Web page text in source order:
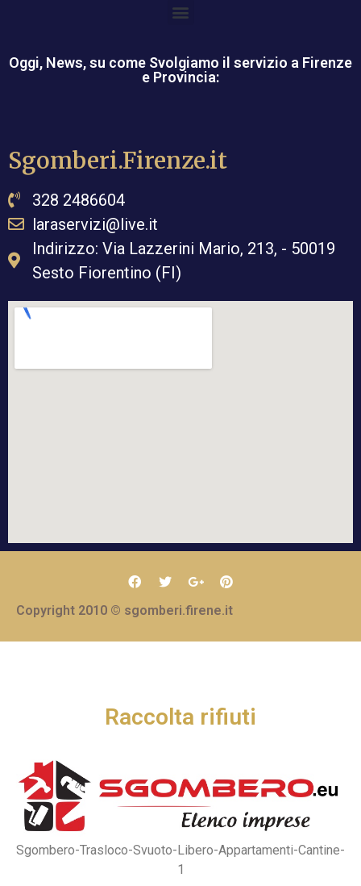
Oggi, News, su come Svolgiamo il servizio a Firenze
e Provincia:
Sgomberi.Firenze.it
328 2486604
laraservizi@live.it
Indirizzo: Via Lazzerini Mario, 213, - 50019
Sesto Fiorentino (FI)
Copyright 2010 © sgomberi.firene.it
Raccolta rifiuti
Sgombero-Trasloco-Svuoto-Libero-Appartamenti-Cantine-
1